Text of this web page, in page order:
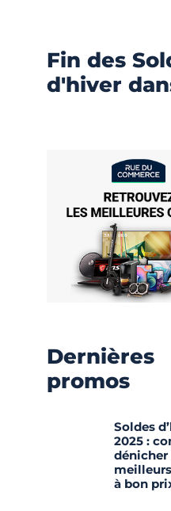
Fin des
d'hiver
Dernières
promos
Soldes
2025 :
dénicher
à bon